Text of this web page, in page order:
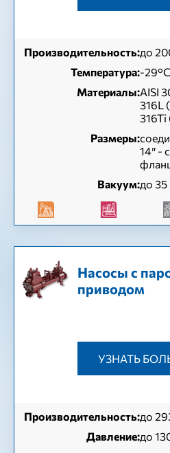
Производительность:до
Температура:-
Материалы:AISI
316L
316Ti
Размеры:
14″ -
Вакуум:до 35
Насосы с
приводом
УЗНАТЬ
Производительность:до
Давление:до